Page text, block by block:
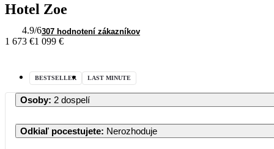
Hotel Zoe
4.9/6307 hodnotení zákazníkov
1 673 €1 099 €
BESTSELLER LAST MINUTE
Osoby: 2 dospelí
Odkiaľ pocestujete: Nerozhoduje